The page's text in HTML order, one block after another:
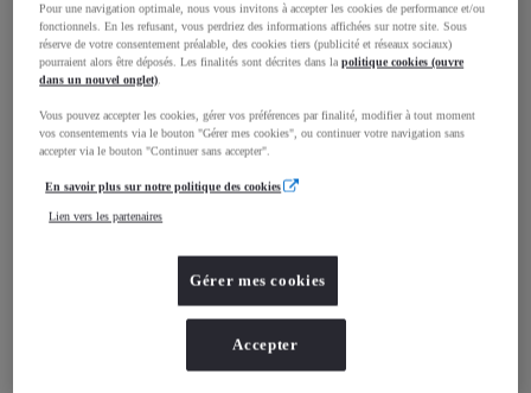
Consommation mixte
Consommation mixte 4,4L/100 km
Émissions CO2
Performances
Accélération 0-100km/h
Roues motrices avant
Boîte automatique
Pour une navigation optimale, nous vous invitons à accepter les cookies de performance et/ou
fonctionnels. En les refusant, vous perdriez des informations affichées sur notre site. Sous
réserve de votre consentement préalable, des cookies tiers (publicité et réseaux sociaux)
pourraient alors être déposés. Les finalités sont décrites dans lapolitique cookies (ouvre
dans un nouvel onglet).
Vous pouvez accepter les cookies, gérer vos préférences par finalité, modifier à tout moment
vos consentements via le bouton "Gérer mes cookies", ou continuer votre navigation sans
accepter via le bouton "Continuer sans accepter".
En savoir plus sur notre politique des cookies
Lien vers les partenaires
Gérer mes cookies
Accepter